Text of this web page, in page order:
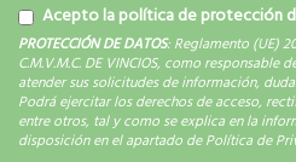
Acepto la política de protección
PROTECCIÓN DE DATOS: Reglamento (UE)
C.M.V.M.C. DE VINCIOS, como
atender sus solicitudes de información,
Podrá ejercitar los derechos de acceso,
entre otros, tal y como se explica en la
disposición en el apartado de Política de